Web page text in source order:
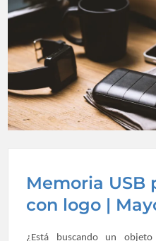
Memoria USB
con logo |
¿Está buscando un